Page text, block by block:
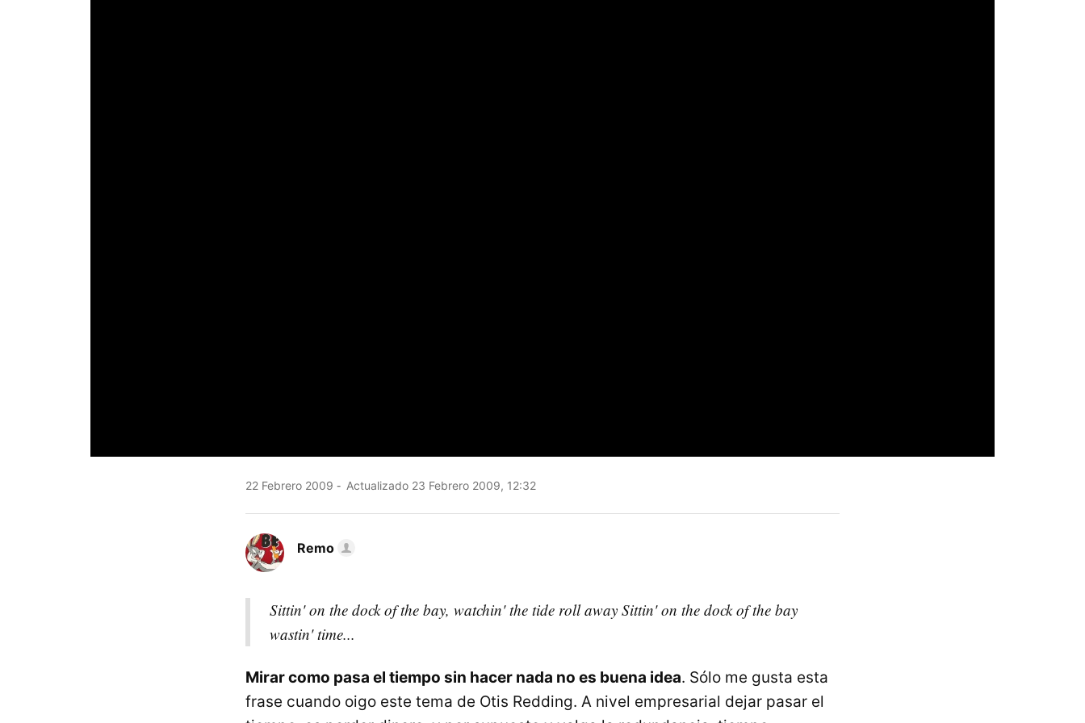
22 Febrero 2009 Actualizado 23 Febrero 2009, 12:32
Remo
Sittin' on the dock of the bay, watchin' the tide roll away Sittin' on the dock of the bay
wastin' time...
Mirar como pasa el tiempo sin hacer nada no es buena idea. Sólo me gusta esta
frase cuando oigo este tema de Otis Redding. A nivel empresarial dejar pasar el